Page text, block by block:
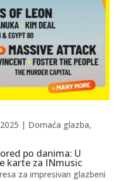
po danima: U
karte za INmusic
| Domaća glazba,
za impresivan glazbeni